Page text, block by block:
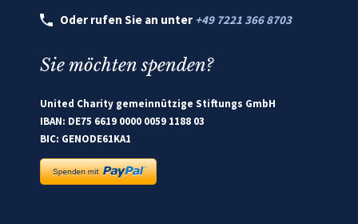
Oder rufen Sie an unter +49 7221 366 8703
Sie möchten spenden?
United Charity gemeinnützige Stiftungs GmbH
IBAN: DE75 6619 0000 0059 1188 03
BIC: GENODE61KA1